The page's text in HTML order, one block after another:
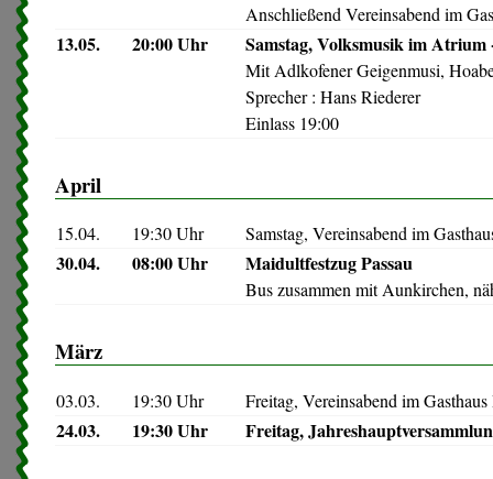
Anschließend Vereinsabend im
13.05. 20:00 Uhr Samstag, Volksmusik im
Mit Adlkofener Geigenmusi,
Sprecher : Hans Riederer
Einlass 19:00
April
15.04. 19:30 Uhr Samstag, Vereinsabend im
30.04. 08:00 Uhr Maidultfestzug Passau
Bus zusammen mit Aunkirchen,
März
03.03. 19:30 Uhr Freitag, Vereinsabend im
24.03. 19:30 Uhr Freitag,